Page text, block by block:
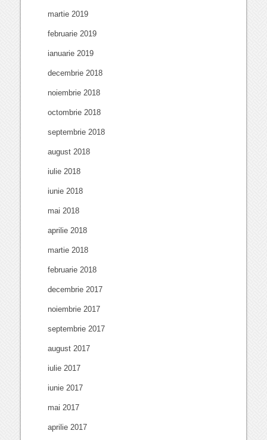
martie 2019
februarie 2019
ianuarie 2019
decembrie 2018
noiembrie 2018
octombrie 2018
septembrie 2018
august 2018
iulie 2018
iunie 2018
mai 2018
aprilie 2018
martie 2018
februarie 2018
decembrie 2017
noiembrie 2017
septembrie 2017
august 2017
iulie 2017
iunie 2017
mai 2017
aprilie 2017